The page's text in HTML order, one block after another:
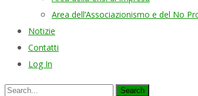
Area dell’Associazionismo e del No
Notizie
Contatti
Log In
Search